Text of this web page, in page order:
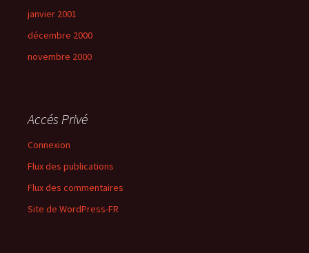
janvier 2001
décembre 2000
novembre 2000
Accés Privé
Connexion
Flux des publications
Flux des commentaires
Site de WordPress-FR